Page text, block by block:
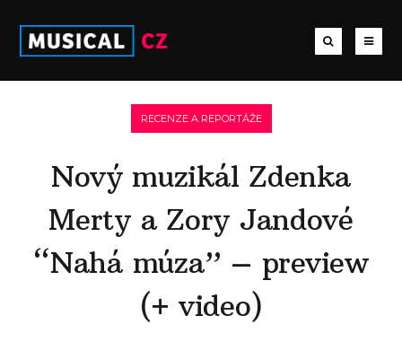
RECENZE A REPORTÁŽE
Nový muzikál Zdenka
Merty a Zory Jandové
“Nahá múza” – preview
(+ video)